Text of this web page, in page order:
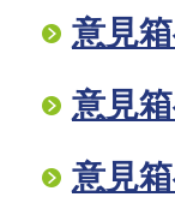
意見
意見
意見